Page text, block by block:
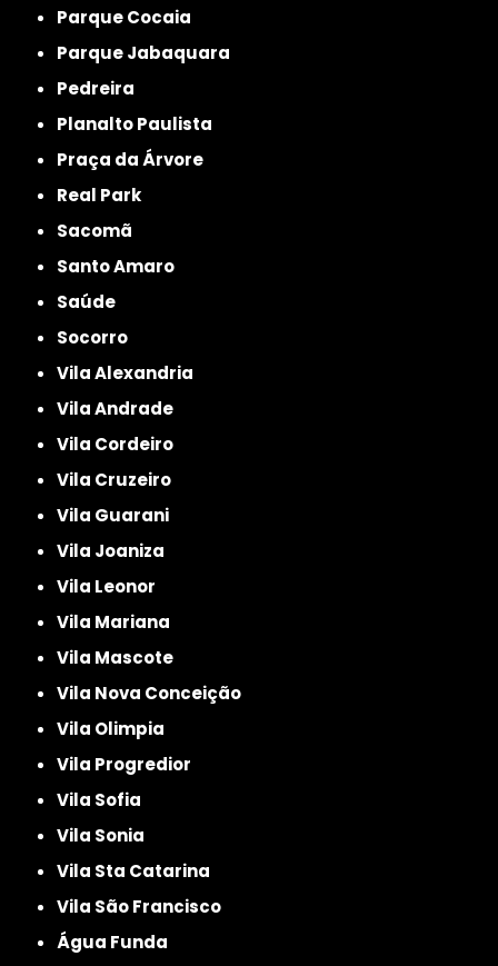
Parque Cocaia
Parque Jabaquara
Pedreira
Planalto Paulista
Praça da Árvore
Real Park
Sacomã
Santo Amaro
Saúde
Socorro
Vila Alexandria
Vila Andrade
Vila Cordeiro
Vila Cruzeiro
Vila Guarani
Vila Joaniza
Vila Leonor
Vila Mariana
Vila Mascote
Vila Nova Conceição
Vila Olimpia
Vila Progredior
Vila Sofia
Vila Sonia
Vila Sta Catarina
Vila São Francisco
Água Funda